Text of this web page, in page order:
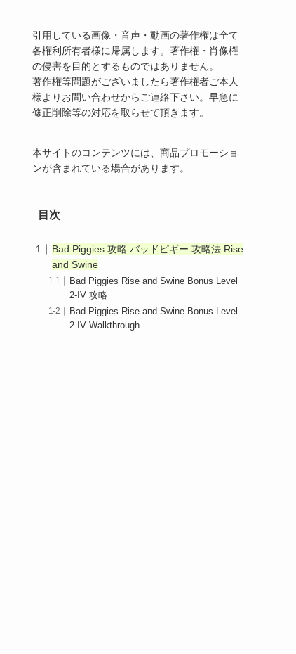
引用している画像・音声・動画の著作権は全て
各権利所有者様に帰属します。著作権・肖像権
の侵害を目的とするものではありません。
著作権等問題がございましたら著作権者ご本人
様よりお問い合わせからご連絡下さい。早急に
修正削除等の対応を取らせて頂きます。
本サイトのコンテンツには、商品プロモーショ
ンが含まれている場合があります。
目次
Bad Piggies 攻略 バッドピギー 攻略法 Rise
and Swine
Bad Piggies Rise and Swine Bonus Level
2-IV 攻略
Bad Piggies Rise and Swine Bonus Level
2-IV Walkthrough